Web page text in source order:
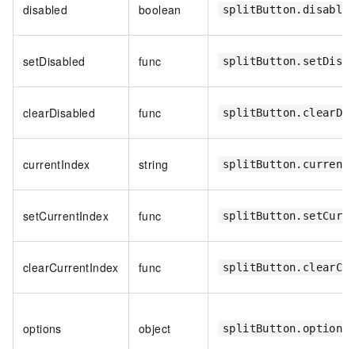
disabled boolean splitButton.disabled
setDisabled func
clearDisabled func
currentIndex string
setCurrentIndex func
clearCurrentIndex func
options object splitButton.options